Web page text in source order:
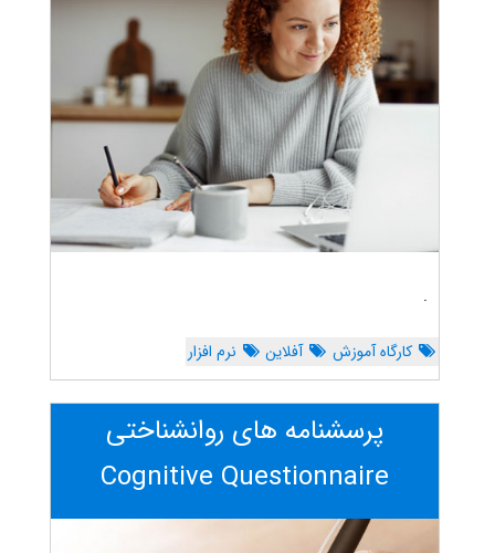
.
کارگاه آموزش آفلاین نرم افزار
پرسشنامه های روانشناختی
Cognitive Questionnaire